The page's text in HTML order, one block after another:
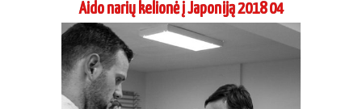
Aido narių kelionė į Japoniją 2018 04